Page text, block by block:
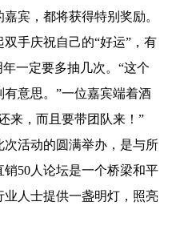
宾，都将获得特别奖励。
手庆祝自己的“好运”，有
一定要多抽几次。“这个
意思。”一位嘉宾端着酒
来，而且要带团队来！”
活动的圆满举办，是与所
50人论坛是一个桥梁和平
人士提供一盏明灯，照亮